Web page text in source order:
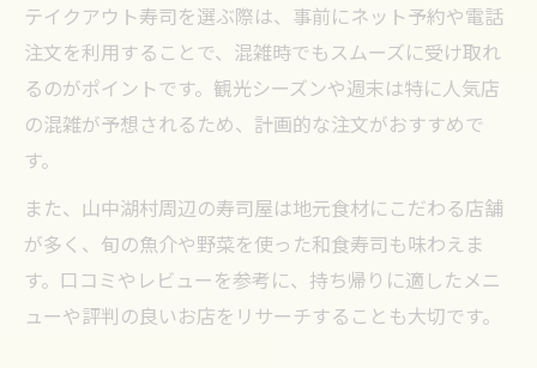
テイクアウト寿司を選ぶ際は、事前にネット予約や電話
注文を利用することで、混雑時でもスムーズに受け取れ
るのがポイントです。観光シーズンや週末は特に人気店
の混雑が予想されるため、計画的な注文がおすすめで
す。
また、山中湖村周辺の寿司屋は地元食材にこだわる店舗
が多く、旬の魚介や野菜を使った和食寿司も味わえま
す。口コミやレビューを参考に、持ち帰りに適したメニ
ューや評判の良いお店をリサーチすることも大切です。